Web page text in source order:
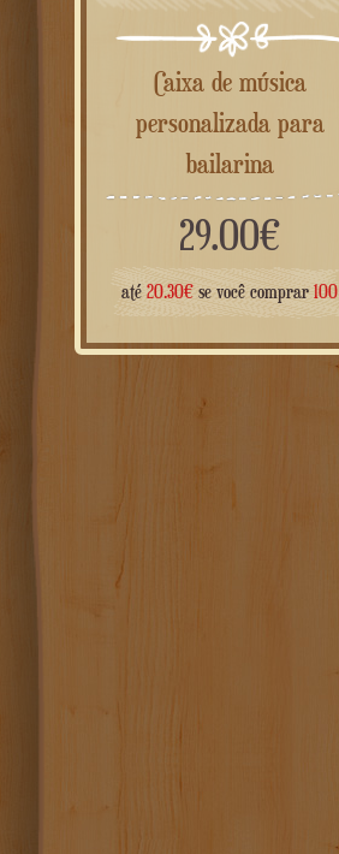
Caixa de música
personalizada para
bailarina
29.00€
até20.30€ se você comprar100